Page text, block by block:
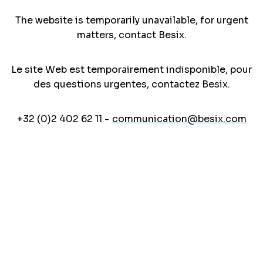
The website is temporarily unavailable, for urgent
matters, contact Besix.
Le site Web est temporairement indisponible, pour
des questions urgentes, contactez Besix.
+32 (0)2 402 62 11 - communication@besix.com